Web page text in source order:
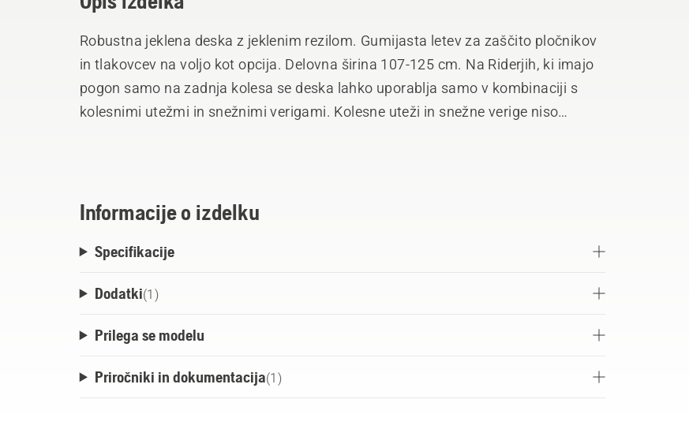
Robustna jeklena deska z jeklenim rezilom. Gumijasta letev za zaščito pločnikov
in tlakovcev na voljo kot opcija. Delovna širina 107-125 cm. Na Riderjih, ki imajo
pogon samo na zadnja kolesa se deska lahko uporablja samo v kombinaciji s
kolesnimi utežmi in snežnimi verigami. Kolesne uteži in snežne verige niso
Informacije o izdelku
Specifikacije
Dodatki(1 )
Prilega se modelu
Priročniki in dokumentacija(1 )